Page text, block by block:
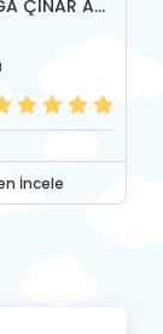
ÖZEL ALİAĞA ÇINAR ANAOKULU
İncele